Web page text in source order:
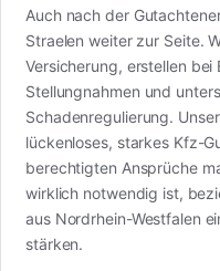
Auch nach der
Straelen weiter zur Seite.
Versicherung, erstellen
Stellungnahmen und
Schadenregulierung.
lückenloses, starkes Kfz-
berechtigten Ansprüche
wirklich notwendig ist,
aus Nordrhein-Westfalen
stärken.